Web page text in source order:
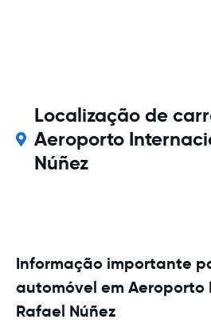
Localização de
Aeroporto
Núñez
Informação importante
automóvel em
Rafael Núñez